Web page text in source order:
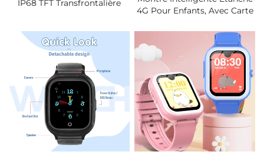
IP68 TFT Transfrontalière
Sanguin Sommeil
Température Corporelle
4G Pour Enfants, Avec Carte
De Positionnement Global,